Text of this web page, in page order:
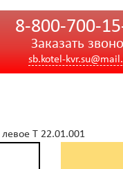
8-800-700-
Заказать
sb.kotel-
Т 22.01.001